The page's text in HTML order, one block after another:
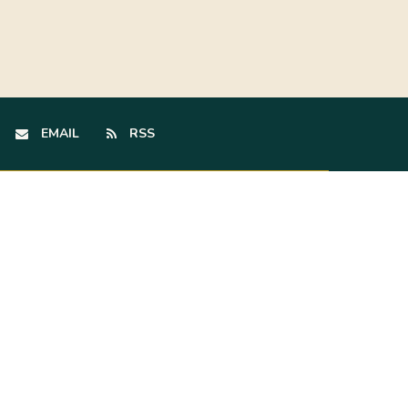
EMAIL RSS